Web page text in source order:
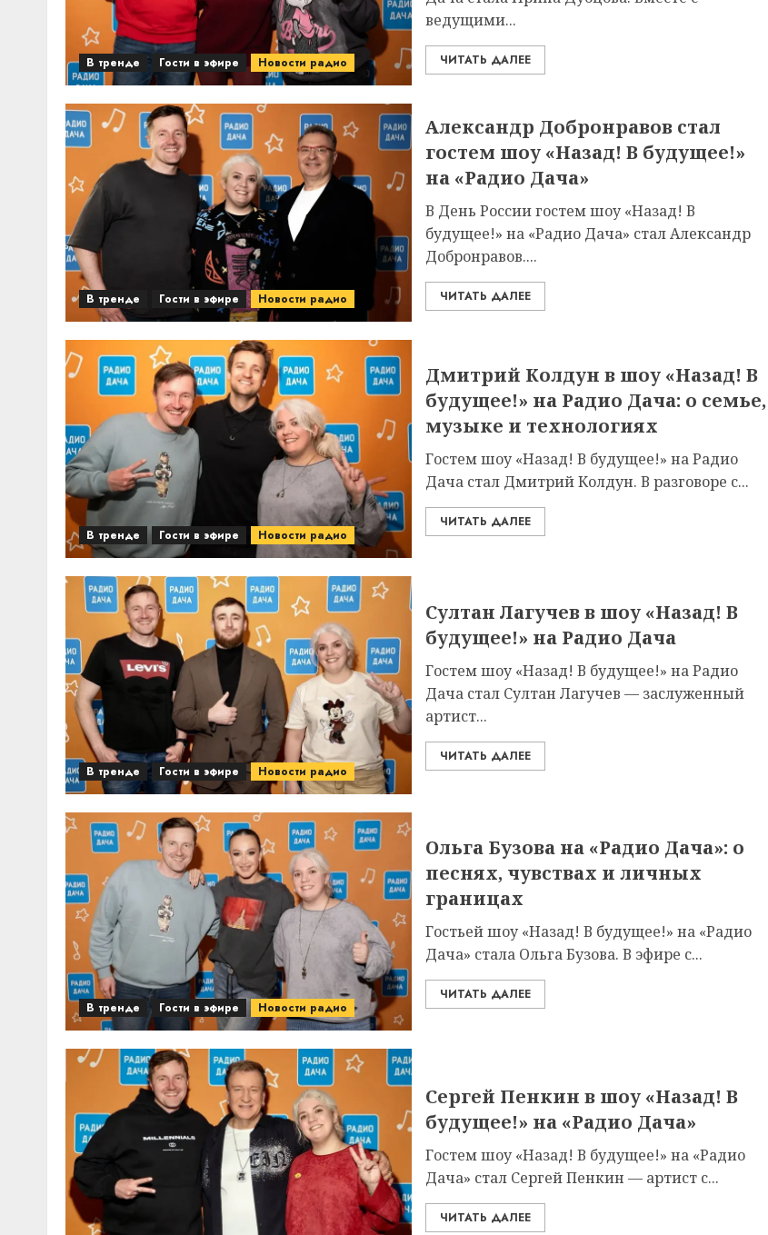
В тренде Гости в эфире Новости радио
ведущими...
ЧИТАТЬ ДАЛЕЕ
В тренде Гости в эфире Новости радио
Александр Добронравов стал
гостем шоу «Назад! В будущее!»
на «Радио Дача»
В День России гостем шоу «Назад! В
будущее!» на «Радио Дача» стал Александр
Добронравов....
ЧИТАТЬ ДАЛЕЕ
В тренде Гости в эфире Новости радио
Дмитрий Колдун в шоу «Назад! В
будущее!» на Радио Дача: о семье,
музыке и технологиях
Гостем шоу «Назад! В будущее!» на Радио
Дача стал Дмитрий Колдун. В разговоре с...
ЧИТАТЬ ДАЛЕЕ
В тренде Гости в эфире Новости радио
Султан Лагучев в шоу «Назад! В
будущее!» на Радио Дача
Гостем шоу «Назад! В будущее!» на Радио
Дача стал Султан Лагучев — заслуженный
артист...
ЧИТАТЬ ДАЛЕЕ
В тренде Гости в эфире Новости радио
Ольга Бузова на «Радио Дача»: о
песнях, чувствах и личных
границах
Гостьей шоу «Назад! В будущее!» на «Радио
Дача» стала Ольга Бузова. В эфире с...
ЧИТАТЬ ДАЛЕЕ
Сергей Пенкин в шоу «Назад! В
будущее!» на «Радио Дача»
Гостем шоу «Назад! В будущее!» на «Радио
Дача» стал Сергей Пенкин — артист с...
ЧИТАТЬ ДАЛЕЕ